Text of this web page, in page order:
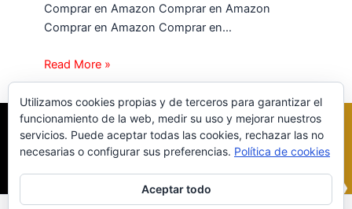
Comprar en Amazon Comprar en Amazon
Comprar en Amazon Comprar en…
Read More »
Utilizamos cookies propias y de terceros para garantizar el
funcionamiento de la web, medir su uso y mejorar nuestros
servicios. Puede aceptar todas las cookies, rechazar las no
necesarias o configurar sus preferencias. Política de cookies
Aceptar todo